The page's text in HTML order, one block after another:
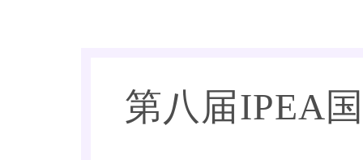
第八届IPEA